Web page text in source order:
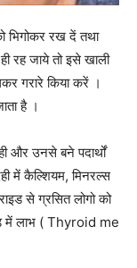
भिगोकर रख दें तथा
रह जाये तो इसे खाली
गरारे किया करें ।
है ।
और उनसे बने पदार्थों
में कैल्शियम, मिनरल्स
से ग्रसित लोगो को
में लाभ ( Thyroid me